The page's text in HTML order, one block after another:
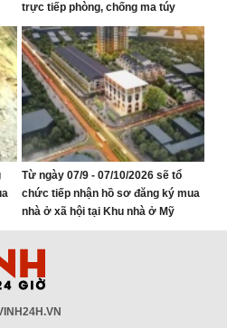
trực tiếp phòng, chống ma túy
Từ ngày 07/9 - 07/10/2026 sẽ tổ
chức tiếp nhận hồ sơ đăng ký mua
nhà ở xã hội tại Khu nhà ở Mỹ
Thượng, phường Vinh Lộc